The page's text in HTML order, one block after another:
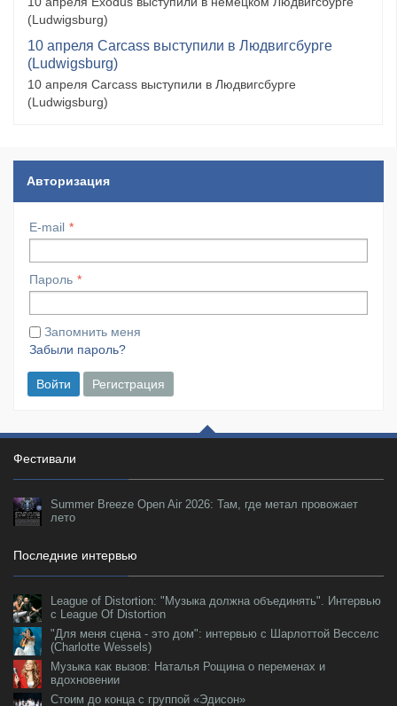
(Ludwigsburg)
10 апреля Carcass выступили в Людвигсбурге
(Ludwigsburg)
10 апреля Carcass выступили в Людвигсбурге
(Ludwigsburg)
Авторизация
E-mail
Пароль
Запомнить меня
Забыли пароль?
Войти Регистрация
Фестивали
Summer Breeze Open Air 2026: Там, где метал провожает
лето
Последние интервью
League of Distortion: "Музыка должна объединять". Интервью
с League Of Distortion
"Для меня сцена - это дом": интервью с Шарлоттой Весселс
(Charlotte Wessels)
Музыка как вызов: Наталья Рощина о переменах и
вдохновении
Стоим до конца с группой «Эдисон»